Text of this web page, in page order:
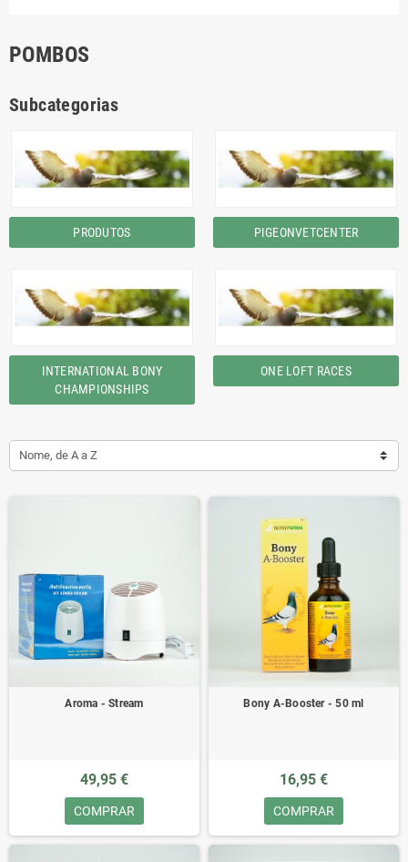
POMBOS
Subcategorias
PRODUTOS PIGEONVETCENTER
INTERNATIONAL BONY
CHAMPIONSHIPS
ONE LOFT RACES
Nome, de A a Z
Aroma - Stream
49,95 €
COMPRAR
Bony A-Booster - 50 ml
16,95 €
COMPRAR